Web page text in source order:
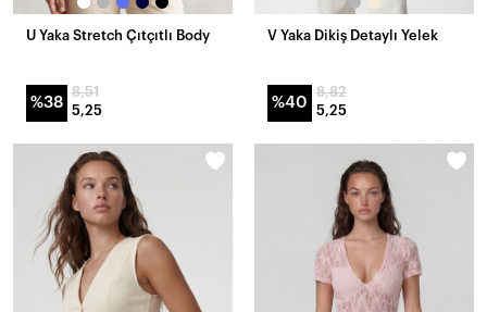
U Yaka Stretch Çıtçıtlı Body
%38
8,51
5,25
V Yaka Dikiş Detaylı Yelek
%40
8,82
5,25